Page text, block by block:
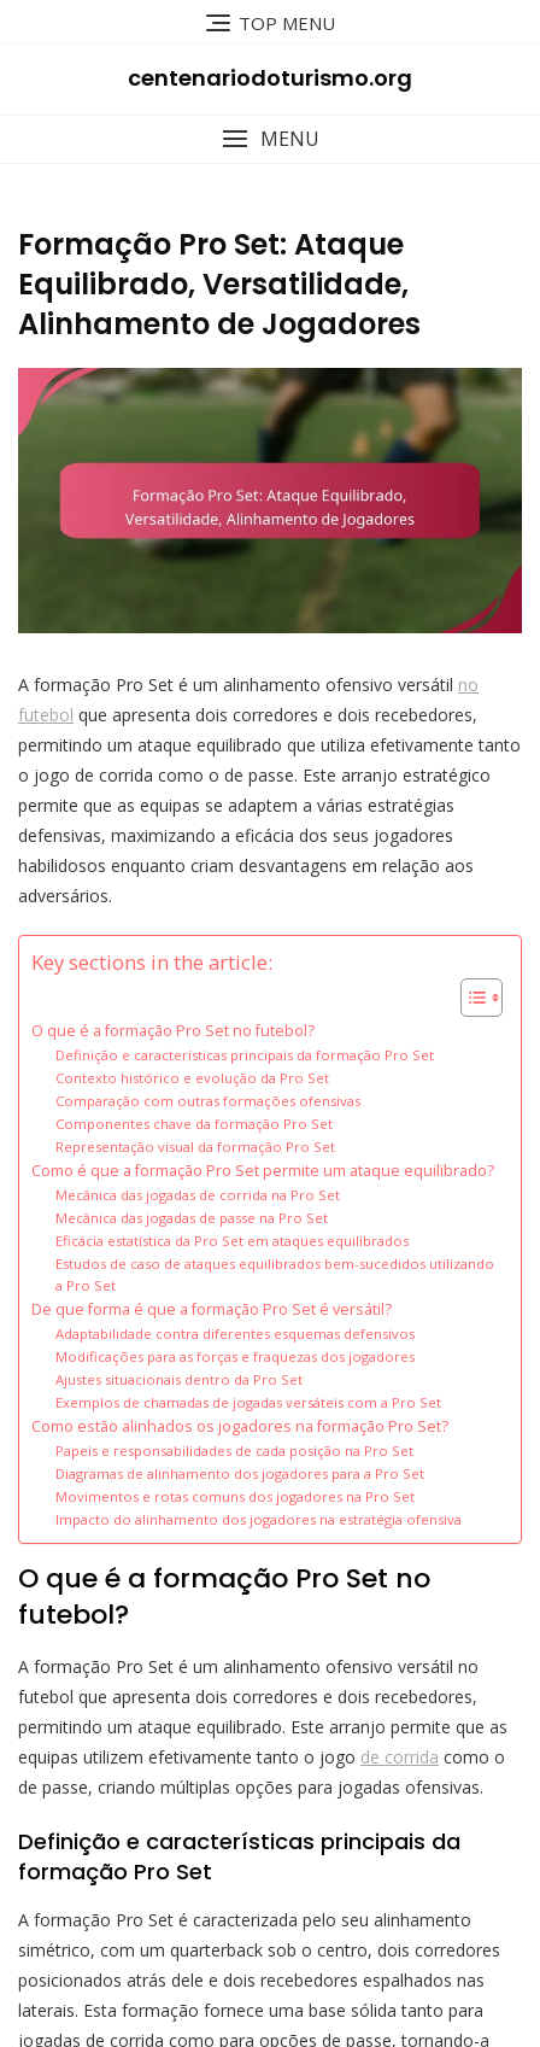
TOP MENU
centenariodoturismo.org
MENU
Formação Pro Set: Ataque
Equilibrado, Versatilidade,
Alinhamento de Jogadores
A formação Pro Set é um alinhamento ofensivo versátil no
futebol que apresenta dois corredores e dois recebedores,
permitindo um ataque equilibrado que utiliza efetivamente tanto
o jogo de corrida como o de passe. Este arranjo estratégico
permite que as equipas se adaptem a várias estratégias
defensivas, maximizando a eficácia dos seus jogadores
habilidosos enquanto criam desvantagens em relação aos
adversários.
Key sections in the article:
O que é a formação Pro Set no futebol?
Definição e características principais da formação Pro Set
Contexto histórico e evolução da Pro Set
Comparação com outras formações ofensivas
Componentes chave da formação Pro Set
Representação visual da formação Pro Set
Como é que a formação Pro Set permite um ataque equilibrado?
Mecânica das jogadas de corrida na Pro Set
Mecânica das jogadas de passe na Pro Set
Eficácia estatística da Pro Set em ataques equilibrados
Estudos de caso de ataques equilibrados bem-sucedidos utilizando
a Pro Set
De que forma é que a formação Pro Set é versátil?
Adaptabilidade contra diferentes esquemas defensivos
Modificações para as forças e fraquezas dos jogadores
Ajustes situacionais dentro da Pro Set
Exemplos de chamadas de jogadas versáteis com a Pro Set
Como estão alinhados os jogadores na formação Pro Set?
Papeis e responsabilidades de cada posição na Pro Set
Diagramas de alinhamento dos jogadores para a Pro Set
Movimentos e rotas comuns dos jogadores na Pro Set
Impacto do alinhamento dos jogadores na estratégia ofensiva
O que é a formação Pro Set no
futebol?
A formação Pro Set é um alinhamento ofensivo versátil no
futebol que apresenta dois corredores e dois recebedores,
permitindo um ataque equilibrado. Este arranjo permite que as
equipas utilizem efetivamente tanto o jogo de corrida como o
de passe, criando múltiplas opções para jogadas ofensivas.
Definição e características principais da
formação Pro Set
A formação Pro Set é caracterizada pelo seu alinhamento
simétrico, com um quarterback sob o centro, dois corredores
posicionados atrás dele e dois recebedores espalhados nas
laterais. Esta formação fornece uma base sólida tanto para
jogadas de corrida como para opções de passe, tornando-a